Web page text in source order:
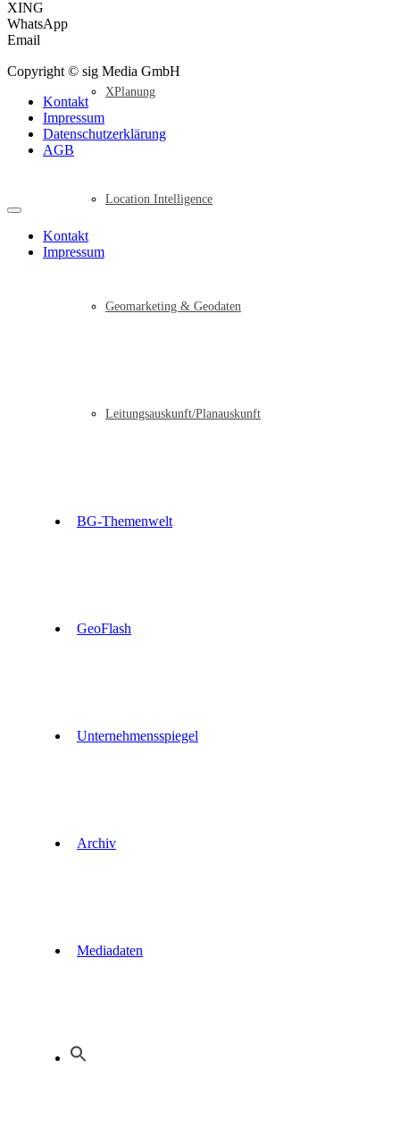
XPlanung
Location Intelligence
Geomarketing & Geodaten
Leitungsauskunft/Planauskunft
BG-Themenwelt
GeoFlash
Unternehmensspiegel
Archiv
Mediadaten
XING
WhatsApp
Email
Copyright © sig Media GmbH
Kontakt
Impressum
Datenschutzerklärung
AGB
Kontakt
Impressum